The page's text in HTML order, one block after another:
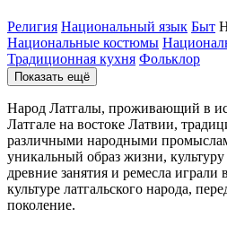
Религия Национальный язык Быт
Национальные костюмы
Традиционная кухня Фольклор
Показать ещё
Народ Латгалы, проживающий в
Латгале на востоке Латвии,
различными народными
уникальный образ жизни,
древние занятия и ремесла
культуре латгальского народа,
поколение.